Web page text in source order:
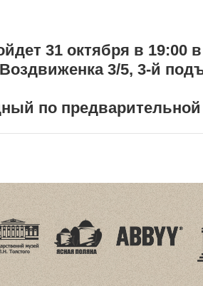
31 октября в 19:00
3/5, 3-й
по